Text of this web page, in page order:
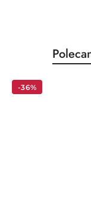
Pomiń
o
-36%